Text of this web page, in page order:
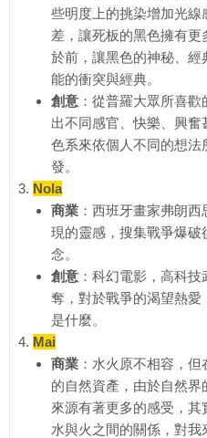
些明度上的挑染增加光線
差，讓死板的黑色擁有
於前，讓黑色的神秘、
能的衝突與經典。
創意 ：從普羅大眾所喜
出不同感官、快樂、興
色系來依個人不同的想
發。
Nola
商業 ：西班牙畫家弗朗
現的靈感，搜集戰爭爆
念。
創意 ：科幻電影，高科
奪，對於戰爭的渴望熱
是什麼。
Mai
商業 ：水火原不相容，
的自然資產，由於自然
來源有著更多的感受，
水與火之間的關係，對